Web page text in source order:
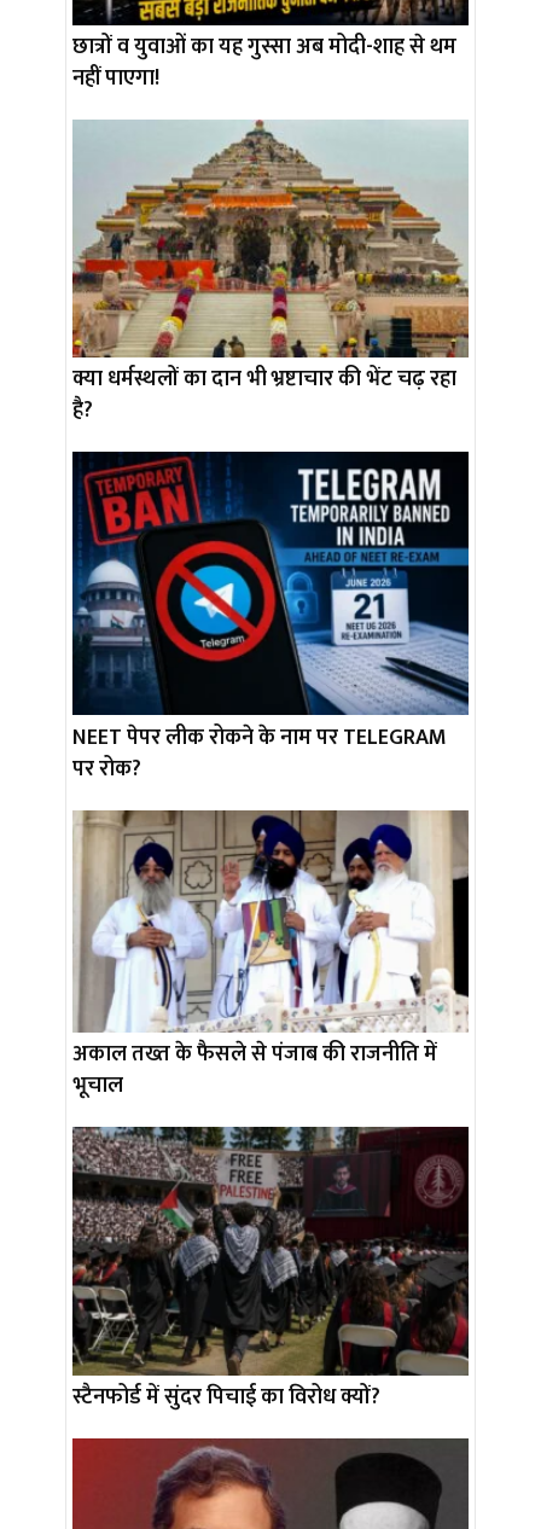
छात्रों व युवाओं का यह गुस्सा अब मोदी-शाह से थम
नहीं पाएगा!
क्या धर्मस्थलों का दान भी भ्रष्टाचार की भेंट चढ़ रहा
है?
NEET पेपर लीक रोकने के नाम पर TELEGRAM
पर रोक?
अकाल तख्त के फैसले से पंजाब की राजनीति में
भूचाल
स्टैनफोर्ड में सुंदर पिचाई का विरोध क्यों?